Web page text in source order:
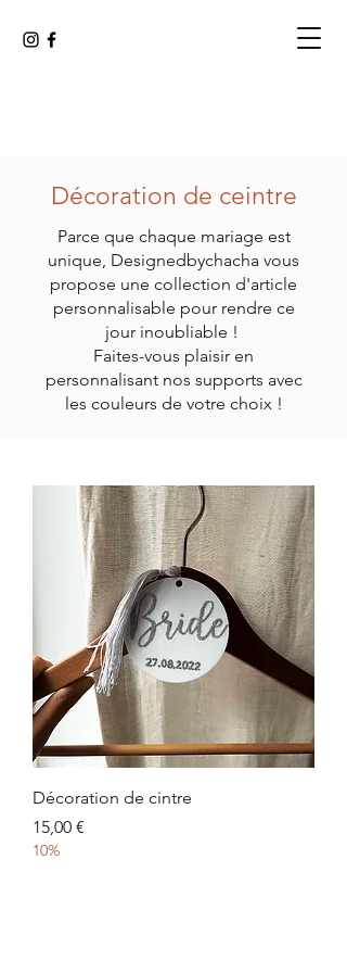
Décoration de ceintre
Parce que chaque mariage est
unique, Designedbychacha vous
propose une collection d'article
personnalisable pour rendre ce
jour inoubliable !
Faites-vous plaisir en
personnalisant nos supports avec
les couleurs de votre choix !
Décoration de cintre
Prix
15,00 €
10%